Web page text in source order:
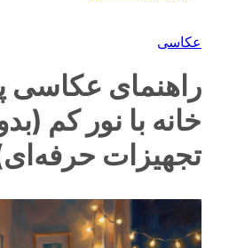
عکاسی
راهنمای عکاسی
خانه با نور کم
تجهیزات